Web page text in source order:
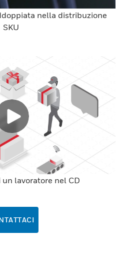
nella distribuzione
SKU
lavoratore nel CD